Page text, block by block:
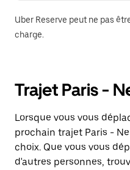
calendrier.
Uber Reserve peut ne pas
charge.
Trajet Paris -
Lorsque vous vous
prochain trajet Paris -
choix. Que vous vous
d'autres personnes,